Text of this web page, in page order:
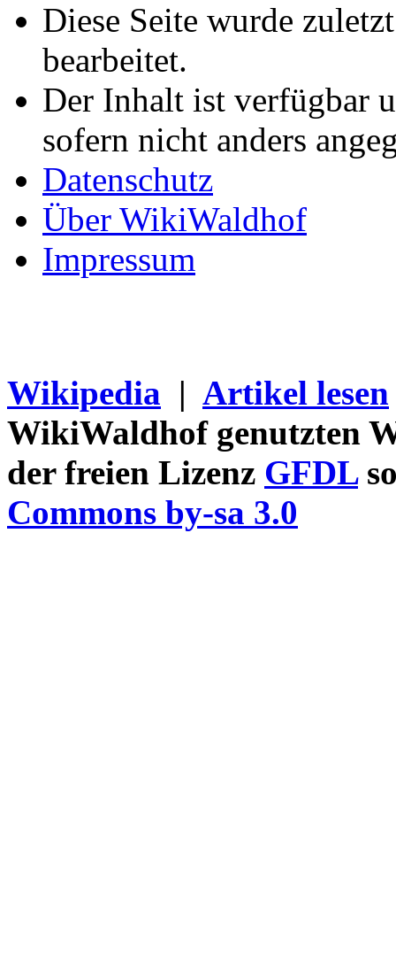
Diese Seite wurde
bearbeitet.
Der Inhalt ist verfügbar
sofern nicht anders
Datenschutz
Über WikiWaldhof
Impressum
Wikipedia | Artikel lesen
WikiWaldhof genutzten
der freien Lizenz GFDL
Commons by-sa 3.0